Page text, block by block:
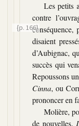
Les petits
contre
{p. 166}
disaient
d’Aubignac,
succès qui
Repoussons
Cinna, ou
prononcer en
Molière,
de nouvelles.